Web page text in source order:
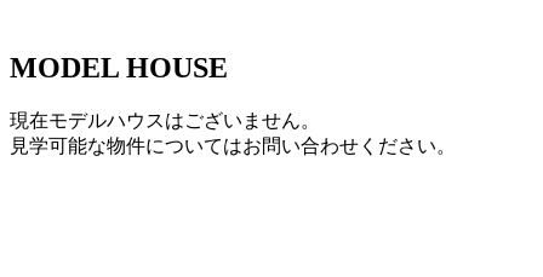
MODEL HOUSE
現在モデルハウスはございません。
見学可能な物件についてはお問い合わせください。